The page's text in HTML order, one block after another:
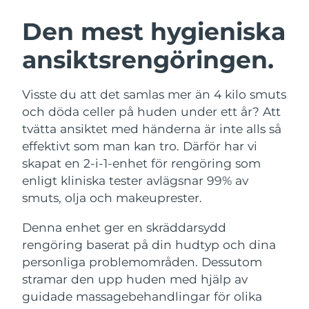
Den mest hygieniska
ansiktsrengöringen.
Visste du att det samlas mer än 4 kilo smuts
och döda celler på huden under ett år? Att
tvätta ansiktet med händerna är inte alls så
effektivt som man kan tro. Därför har vi
skapat en 2-i-1-enhet för rengöring som
enligt kliniska tester avlägsnar 99% av
smuts, olja och makeuprester.
Denna enhet ger en skräddarsydd
rengöring baserat på din hudtyp och dina
personliga problemområden. Dessutom
stramar den upp huden med hjälp av
guidade massagebehandlingar för olika
LUNA™ 4-paket
Anti-aging massage
LUNA™ 4 Plus
Massage, LED heating
LUNA™ 4 Men
For men, anti-aging massage
BEAR™ 2-paket
Microcurrent toning
BEAR™ 2 go
Microcurrent toning on-the-go
BEAR™ 2 eyes & lips
Microcurrent line smoothing device
Återfuktning
UFO™ 3-paket
Deep facial hydration
UFO™ 3 LED
Near-infrared and red light therapy
device
Munvård
issa™ 4
Hybrid silicone sonic toothbrush
issa™ 4 plus
Smart hybrid silicone sonic toothbrush
FAQ™ ANTI-AGING-BEHANDLING
Anti-aging LED-behandlingar
NEW
Österrike Förväntad leverans 8/12/26
Bahrain Förväntad leverans8/13/26
Belgien
Bermuda Förväntad leverans 8/18/26
Bosnien och
Hercegovina
Förväntad leverans 8/15/26
Brunei Förväntad leverans
Bulgarien Förväntad leverans
Kanada Förväntad leverans8/16/26
Chile Förväntad leverans8/16/26